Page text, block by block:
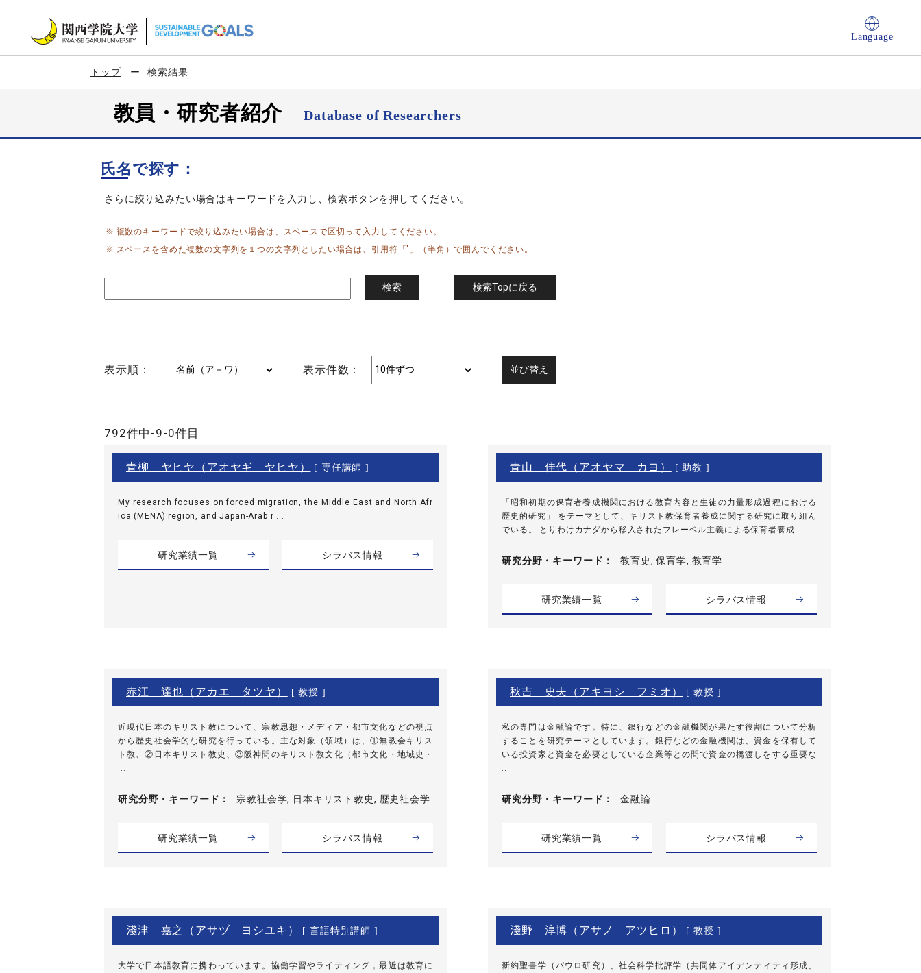
Language
トップ 検索結果
教員・研究者紹介Database of Researchers
氏名で探す：
さらに絞り込みたい場合はキーワードを入力し、検索ボタンを押してください。
複数のキーワードで絞り込みたい場合は、スペースで区切って入力してください。
スペースを含めた複数の文字列を１つの文字列としたい場合は、引用符「"」（半角）で囲んでください。
表示順： 表示件数：
792件中-9-0件目
青柳 ヤヒヤ（アオヤギ ヤヒヤ） [ 専任講師 ]
My research focuses on forced migration, the Middle East and North Afr
ica (MENA) region, and Japan-Arab r ...
研究業績一覧 シラバス情報
青山 佳代（アオヤマ カヨ） [ 助教 ]
「昭和初期の保育者養成機関における教育内容と生徒の力量形成過程における
歴史的研究」 をテーマとして、キリスト教保育者養成に関する研究に取り組ん
でいる。 とりわけカナダから移入されたフレーベル主義による保育者養成 ...
研究分野・ キーワード 教育史, 保育学, 教育学
研究業績一覧 シラバス情報
赤江 達也（アカエ タツヤ） [ 教授 ]
近現代日本のキリスト教について、宗教思想・メディア・都市文化などの視点
から歴史社会学的な研究を行っている。主な対象（領域）は、①無教会キリス
ト教、②日本キリスト教史、③阪神間のキリスト教文化（都市文化・地域史・
研究分野・ キーワード 宗教社会学, 日本キリスト教史, 歴史社会学
研究業績一覧 シラバス情報
秋吉 史夫（アキヨシ フミオ） [ 教授 ]
私の専門は金融論です。特に、銀行などの金融機関が果たす役割について分析
することを研究テーマとしています。銀行などの金融機関は、資金を保有して
いる投資家と資金を必要としている企業等との間で資金の橋渡しをする重要な
研究分野・ キーワード 金融論
研究業績一覧 シラバス情報
淺津 嘉之（アサヅ ヨシユキ） [ 言語特別講師 ]
大学で日本語教育に携わっています。協働学習やライティング，最近は教育に
淺野 淳博（アサノ アツヒロ） [ 教授 ]
新約聖書学（パウロ研究）、社会科学批評学（共同体アイデンティティ形成、